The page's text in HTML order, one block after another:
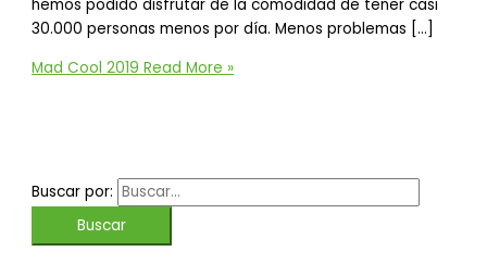
hemos podido disfrutar de la comodidad de tener casi
30.000 personas menos por día. Menos problemas […]
Mad Cool 2019 Read More »
Buscar por: